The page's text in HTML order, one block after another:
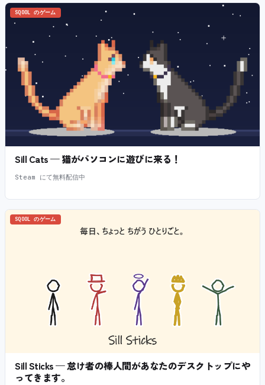
SQOOL のゲーム
Sill Cats — 猫がパソコンに遊びに来る！
Steam にて無料配信中
SQOOL のゲーム
Sill Sticks — 怠け者の棒人間があなたのデスクトップにや
ってきます。